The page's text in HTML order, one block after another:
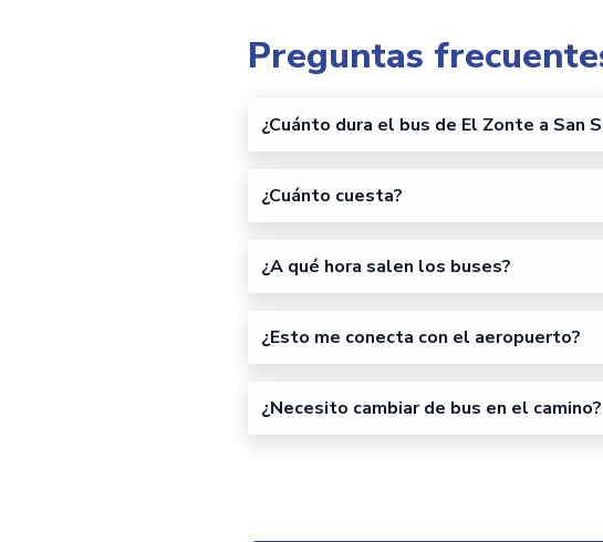
Preguntas
¿Cuánto dura el bus de El Zonte a San
¿Cuánto cuesta?
¿A qué hora salen los buses?
¿Esto me conecta con el aeropuerto?
¿Necesito cambiar de bus en el camino?